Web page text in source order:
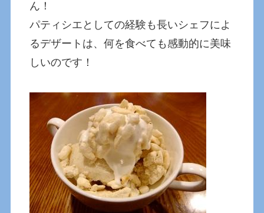
ん！
パティシエとしての経験も長いシェフによ
るデザートは、何を食べても感動的に美味
しいのです！